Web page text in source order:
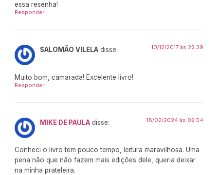
essa resenha!
Responder
SALOMÃO VILELA disse: 10/12/2017 às 22:39
Muito bom, camarada! Excelente livro!
Responder
MIKE DE PAULA disse: 18/02/2024 às 02:54
Conheci o livro tem pouco tempo, leitura maravilhosa. Uma
pena não que não fazem mais edições dele, queria deixar
na minha prateleira.